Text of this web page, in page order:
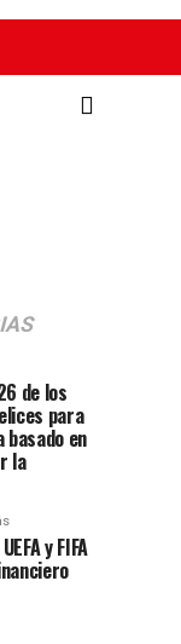
de los
para
en
la
y FIFA